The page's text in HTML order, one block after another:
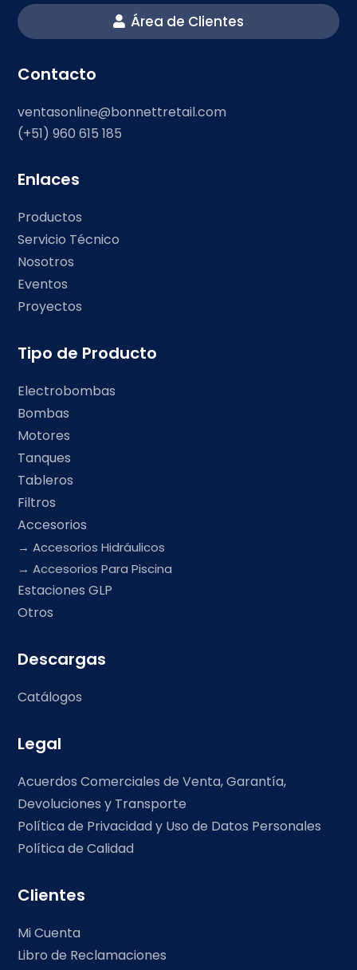
Área de Clientes
Contacto
ventasonline@bonnettretail.com
(+51) 960 615 185
Enlaces
Productos
Servicio Técnico
Nosotros
Eventos
Proyectos
Tipo de Producto
Electrobombas
Bombas
Motores
Tanques
Tableros
Filtros
Accesorios
Accesorios Hidráulicos
Accesorios Para Piscina
Estaciones GLP
Otros
Descargas
Catálogos
Legal
Acuerdos Comerciales de Venta, Garantía,
Devoluciones y Transporte
Política de Privacidad y Uso de Datos Personales
Política de Calidad
Clientes
Mi Cuenta
Libro de Reclamaciones